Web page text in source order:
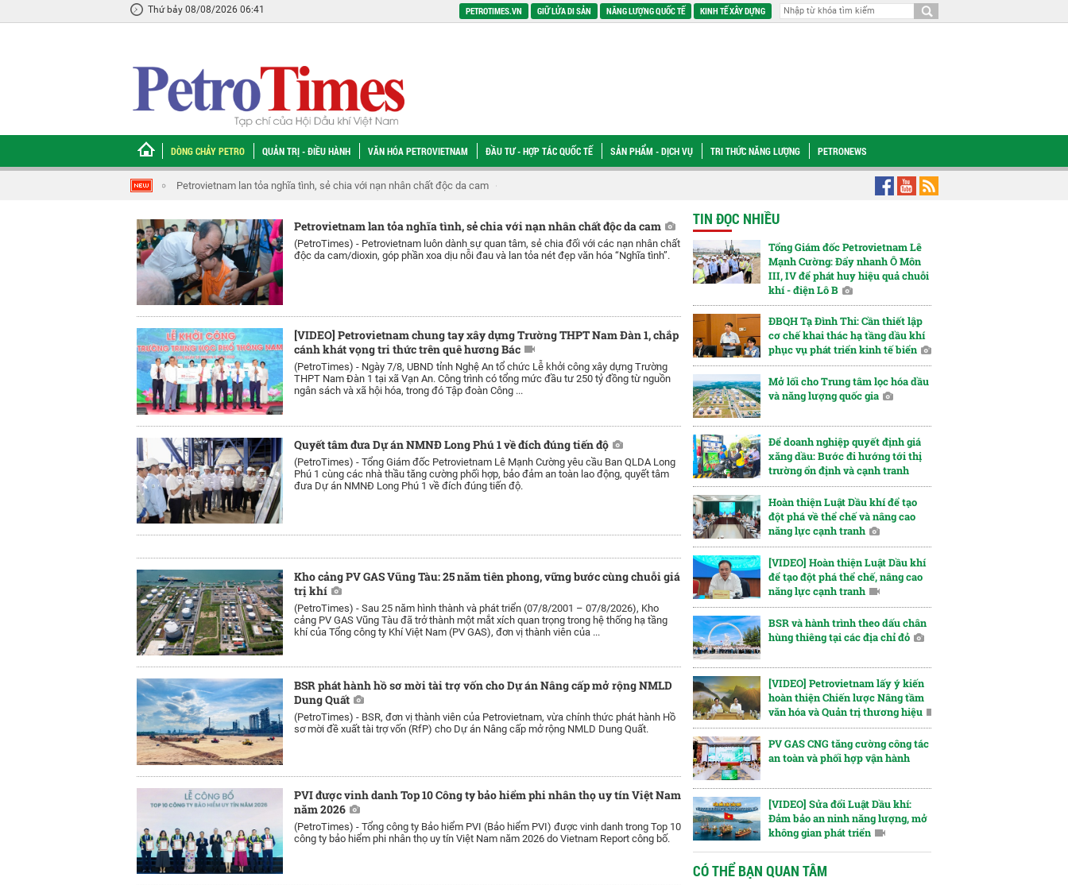
Thứ bảy 08/08/2026 06:41 PETROTIMES.VN GIỮ LỬA DI SẢN NĂNG LƯỢNG QUỐC TẾ KINH TẾ XÂY DỰNG
DÒNG CHẢY PETRO QUẢN TRỊ - ĐIỀU HÀNH VĂN HÓA PETROVIETNAM ĐẦU TƯ - HỢP TÁC QUỐC TẾ SẢN PHẨM - DỊCH VỤ TRI THỨC NĂNG LƯỢNG PETRONEWS
Petrovietnam lan tỏa nghĩa tình, sẻ chia với nạn nhân chất độc da cam [VIDEO] Petrovietnam chung tay xây dựng Trường THPT Nam Đàn 1, chắp cánh khát vọng tri thức trên quê hương Bác
Petrovietnam lan tỏa nghĩa tình, sẻ chia với nạn nhân chất độc da cam
(PetroTimes) - Petrovietnam luôn dành sự quan tâm, sẻ chia đối với các nạn nhân chất
độc da cam/dioxin, góp phần xoa dịu nỗi đau và lan tỏa nét đẹp văn hóa “Nghĩa tình”.
[VIDEO] Petrovietnam chung tay xây dựng Trường THPT Nam Đàn 1, chắp
cánh khát vọng tri thức trên quê hương Bác
(PetroTimes) - Ngày 7/8, UBND tỉnh Nghệ An tổ chức Lễ khởi công xây dựng Trường
THPT Nam Đàn 1 tại xã Vạn An. Công trình có tổng mức đầu tư 250 tỷ đồng từ nguồn
ngân sách và xã hội hóa, trong đó Tập đoàn Công ...
Quyết tâm đưa Dự án NMNĐ Long Phú 1 về đích đúng tiến độ
(PetroTimes) - Tổng Giám đốc Petrovietnam Lê Mạnh Cường yêu cầu Ban QLDA Long
Phú 1 cùng các nhà thầu tăng cường phối hợp, bảo đảm an toàn lao động, quyết tâm
đưa Dự án NMNĐ Long Phú 1 về đích đúng tiến độ.
Kho cảng PV GAS Vũng Tàu: 25 năm tiên phong, vững bước cùng chuỗi giá
trị khí
(PetroTimes) - Sau 25 năm hình thành và phát triển (07/8/2001 – 07/8/2026), Kho
cảng PV GAS Vũng Tàu đã trở thành một mắt xích quan trọng trong hệ thống hạ tầng
khí của Tổng công ty Khí Việt Nam (PV GAS), đơn vị thành viên của ...
BSR phát hành hồ sơ mời tài trợ vốn cho Dự án Nâng cấp mở rộng NMLD
Dung Quất
(PetroTimes) - BSR, đơn vị thành viên của Petrovietnam, vừa chính thức phát hành Hồ
sơ mời đề xuất tài trợ vốn (RfP) cho Dự án Nâng cấp mở rộng NMLD Dung Quất.
PVI được vinh danh Top 10 Công ty bảo hiểm phi nhân thọ uy tín Việt Nam
năm 2026
(PetroTimes) - Tổng công ty Bảo hiểm PVI (Bảo hiểm PVI) được vinh danh trong Top 10
công ty bảo hiểm phi nhân thọ uy tín Việt Nam năm 2026 do Vietnam Report công bố.
TIN ĐỌC NHIỀU
Tổng Giám đốc Petrovietnam Lê
Mạnh Cường: Đẩy nhanh Ô Môn
III, IV để phát huy hiệu quả chuỗi
khí - điện Lô B
ĐBQH Tạ Đình Thi: Cần thiết lập
cơ chế khai thác hạ tầng dầu khí
phục vụ phát triển kinh tế biển
Mở lối cho Trung tâm lọc hóa dầu
và năng lượng quốc gia
Để doanh nghiệp quyết định giá
xăng dầu: Bước đi hướng tới thị
trường ổn định và cạnh tranh
Hoàn thiện Luật Dầu khí để tạo
đột phá về thể chế và nâng cao
năng lực cạnh tranh
[VIDEO] Hoàn thiện Luật Dầu khí
để tạo đột phá thể chế, nâng cao
năng lực cạnh tranh
BSR và hành trình theo dấu chân
hùng thiêng tại các địa chỉ đỏ
[VIDEO] Petrovietnam lấy ý kiến
hoàn thiện Chiến lược Nâng tầm
văn hóa và Quản trị thương hiệu
PV GAS CNG tăng cường công tác
an toàn và phối hợp vận hành
[VIDEO] Sửa đổi Luật Dầu khí:
Đảm bảo an ninh năng lượng, mở
không gian phát triển
CÓ THỂ BẠN QUAN TÂM